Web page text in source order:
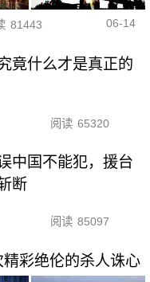
81443 06-14
竟什么才是真正的
阅读 65320
中国不能犯，援台
断
阅读 85097
彩绝伦的杀人诛心